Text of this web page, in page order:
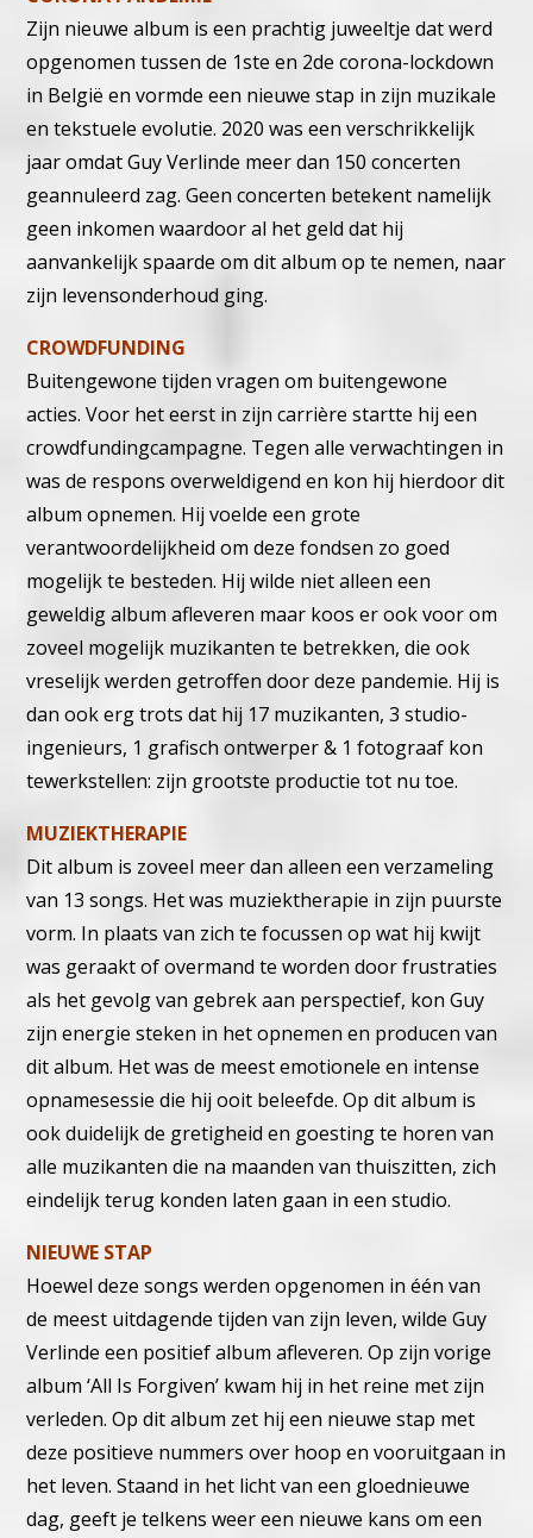
Zijn nieuwe album is een prachtig juweeltje dat werd
opgenomen tussen de 1ste en 2de corona-lockdown
in België en vormde een nieuwe stap in zijn muzikale
en tekstuele evolutie. 2020 was een verschrikkelijk
jaar omdat Guy Verlinde meer dan 150 concerten
geannuleerd zag. Geen concerten betekent namelijk
geen inkomen waardoor al het geld dat hij
aanvankelijk spaarde om dit album op te nemen, naar
zijn levensonderhoud ging.
CROWDFUNDING
Buitengewone tijden vragen om buitengewone
acties. Voor het eerst in zijn carrière startte hij een
crowdfundingcampagne. Tegen alle verwachtingen in
was de respons overweldigend en kon hij hierdoor dit
album opnemen. Hij voelde een grote
verantwoordelijkheid om deze fondsen zo goed
mogelijk te besteden. Hij wilde niet alleen een
geweldig album afleveren maar koos er ook voor om
zoveel mogelijk muzikanten te betrekken, die ook
vreselijk werden getroffen door deze pandemie. Hij is
dan ook erg trots dat hij 17 muzikanten, 3 studio-
ingenieurs, 1 grafisch ontwerper & 1 fotograaf kon
tewerkstellen: zijn grootste productie tot nu toe.
MUZIEKTHERAPIE
Dit album is zoveel meer dan alleen een verzameling
van 13 songs. Het was muziektherapie in zijn puurste
vorm. In plaats van zich te focussen op wat hij kwijt
was geraakt of overmand te worden door frustraties
als het gevolg van gebrek aan perspectief, kon Guy
zijn energie steken in het opnemen en producen van
dit album. Het was de meest emotionele en intense
opnamesessie die hij ooit beleefde. Op dit album is
ook duidelijk de gretigheid en goesting te horen van
alle muzikanten die na maanden van thuiszitten, zich
eindelijk terug konden laten gaan in een studio.
NIEUWE STAP
Hoewel deze songs werden opgenomen in één van
de meest uitdagende tijden van zijn leven, wilde Guy
Verlinde een positief album afleveren. Op zijn vorige
album ‘All Is Forgiven’ kwam hij in het reine met zijn
verleden. Op dit album zet hij een nieuwe stap met
deze positieve nummers over hoop en vooruitgaan in
het leven. Staand in het licht van een gloednieuwe
dag, geeft je telkens weer een nieuwe kans om een